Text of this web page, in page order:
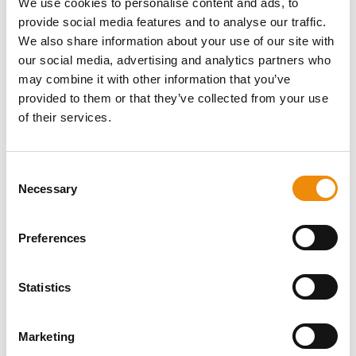
We use cookies to personalise content and ads, to
provide social media features and to analyse our traffic.
We also share information about your use of our site with
our social media, advertising and analytics partners who
may combine it with other information that you’ve
provided to them or that they’ve collected from your use
of their services.
Selection
Necessary
Preferences
Statistics
Marketing
HEB JE EEN VRAAG
Wil je persoonlijk advies over welke voeding en
het ons! Je kunt ons bereiken via onze Cavalor